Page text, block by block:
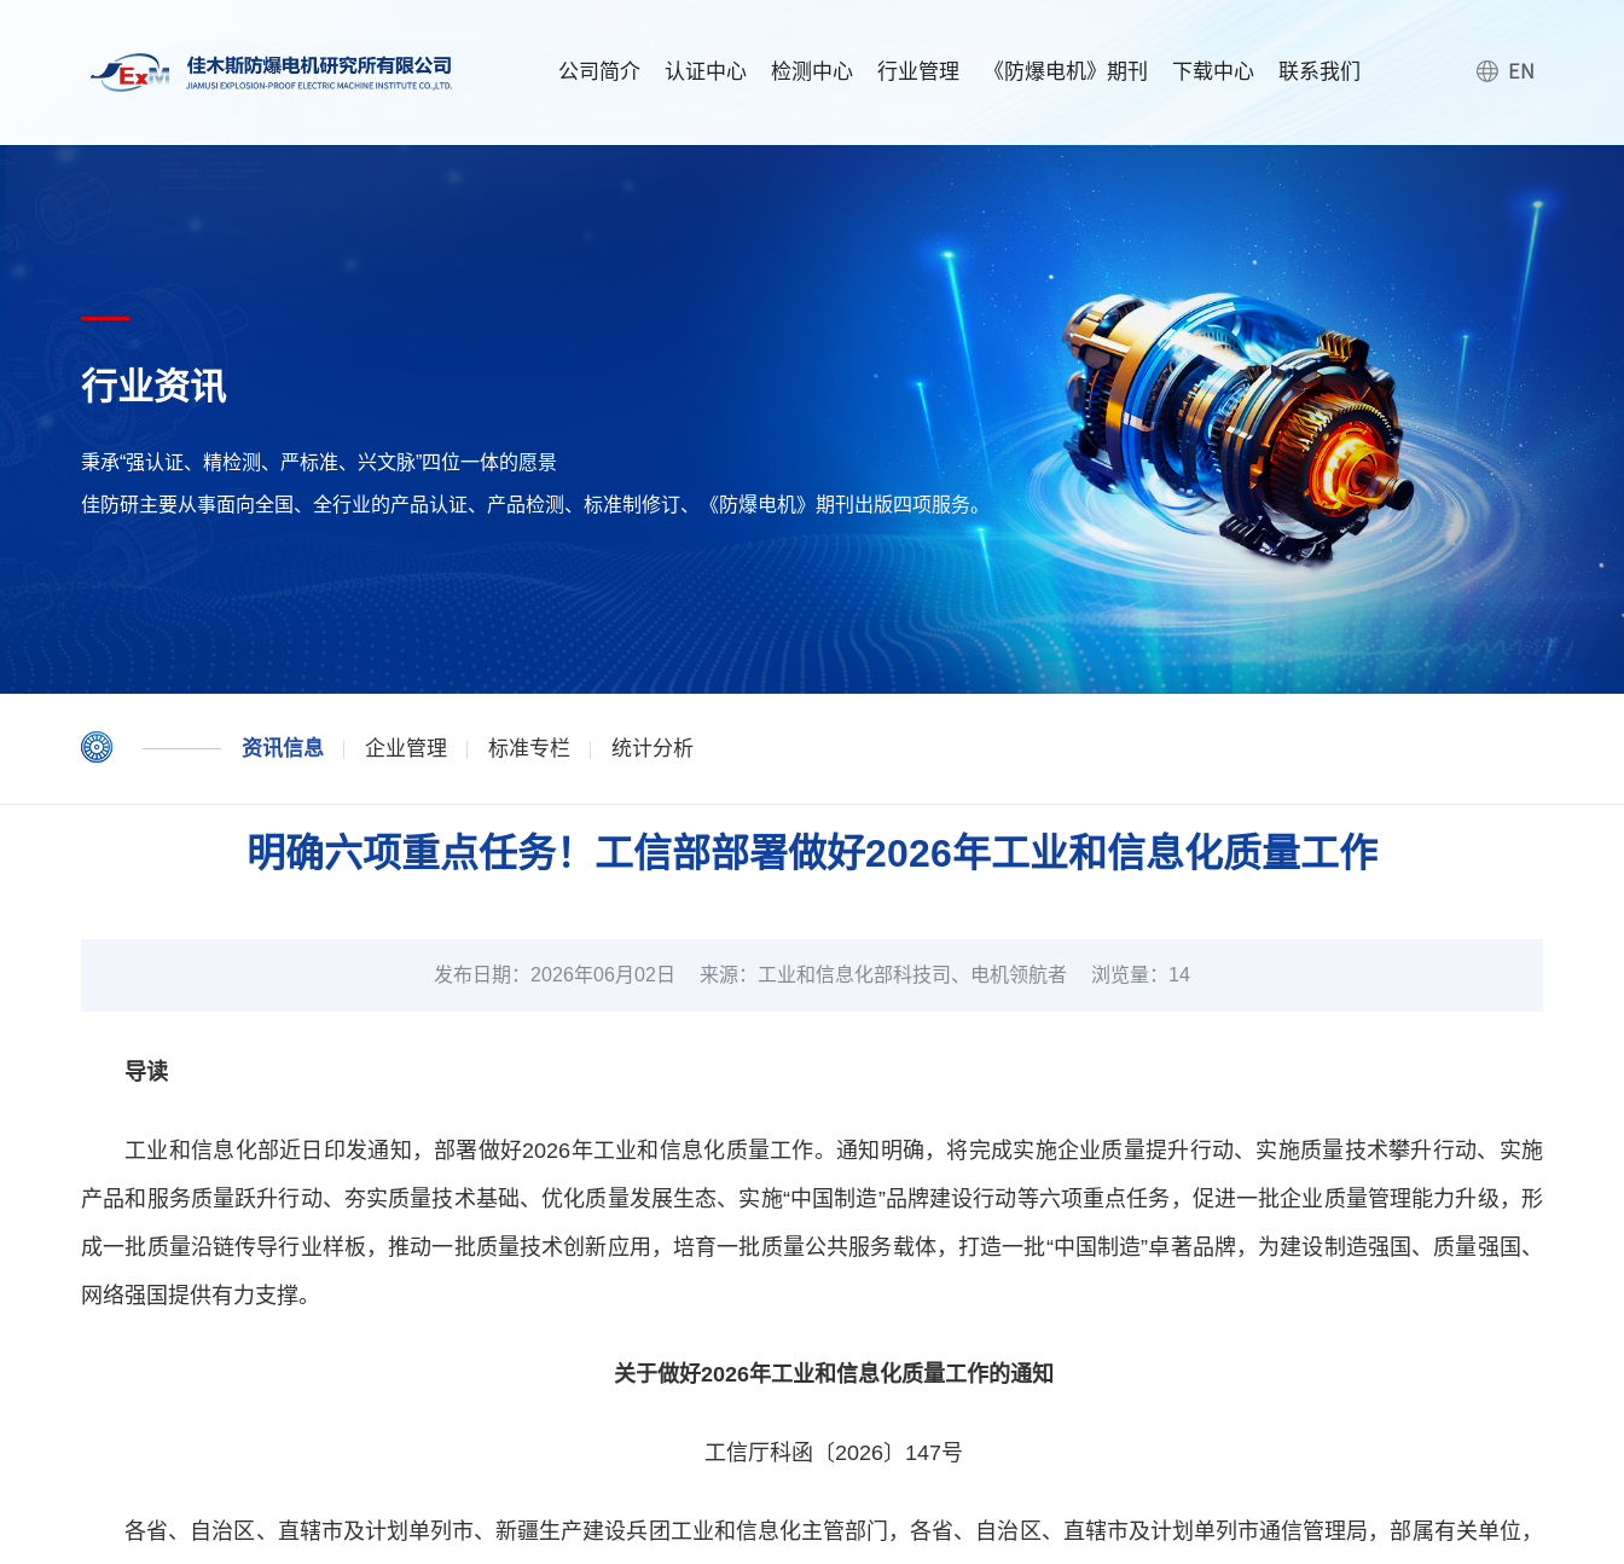
公司简介 认证中心 检测中心 行业管理 《防爆电机》期刊 下载中心 联系我们
行业资讯
秉承“强认证、精检测、严标准、兴文脉”四位一体的愿景
佳防研主要从事面向全国、全行业的产品认证、产品检测、标准制修订、《防爆电机》期刊出版四项服务。
资讯信息 企业管理 标准专栏 统计分析
明确六项重点任务！工信部部署做好2026年工业和信息化质量工作
发布日期：2026年06月02日 来源：工业和信息化部科技司、电机领航者 浏览量： 14
导读
工业和信息化部近日印发通知，部署做好2026年工业和信息化质量工作。通知明确，将完成实施企业质量提升行动、实施质量技术攀升行动、实施
产品和服务质量跃升行动、夯实质量技术基础、优化质量发展生态、实施“中国制造”品牌建设行动等六项重点任务，促进一批企业质量管理能力升级，形
成一批质量沿链传导行业样板，推动一批质量技术创新应用，培育一批质量公共服务载体，打造一批“中国制造”卓著品牌，为建设制造强国、质量强国、
网络强国提供有力支撑。
关于做好2026年工业和信息化质量工作的通知
工信厅科函〔2026〕147号
各省、自治区、直辖市及计划单列市、新疆生产建设兵团工业和信息化主管部门，各省、自治区、直辖市及计划单列市通信管理局，部属有关单位，